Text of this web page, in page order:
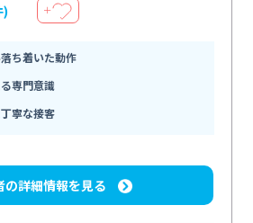
) ＋
ち着いた動作
専門意識
寧な接客
の詳細情報を見る